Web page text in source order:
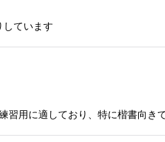
ています
用に適しており、特に楷書向